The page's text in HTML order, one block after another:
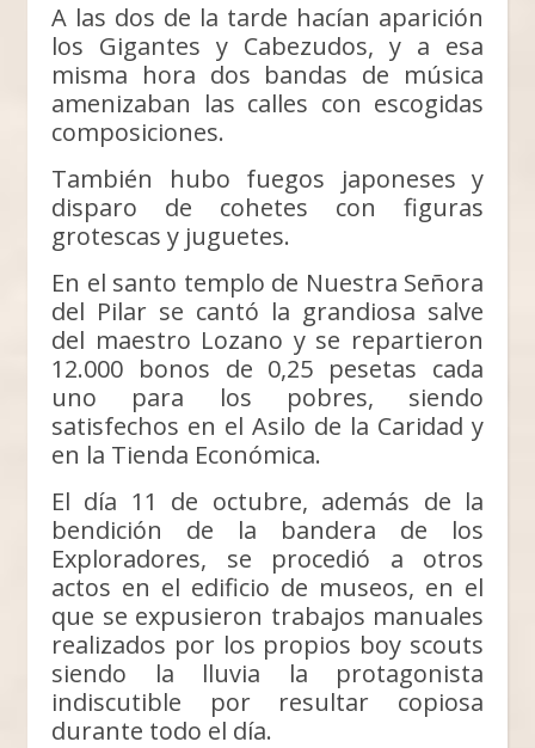
A las dos de la tarde hacían aparición
los Gigantes y Cabezudos, y a esa
misma hora dos bandas de música
amenizaban las calles con escogidas
composiciones.
También hubo fuegos japoneses y
disparo de cohetes con figuras
grotescas y juguetes.
En el santo templo de Nuestra Señora
del Pilar se cantó la grandiosa salve
del maestro Lozano y se repartieron
12.000 bonos de 0,25 pesetas cada
uno para los pobres, siendo
satisfechos en el Asilo de la Caridad y
en la Tienda Económica.
El día 11 de octubre, además de la
bendición de la bandera de los
Exploradores, se procedió a otros
actos en el edificio de museos, en el
que se expusieron trabajos manuales
realizados por los propios boy scouts
siendo la lluvia la protagonista
indiscutible por resultar copiosa
durante todo el día.